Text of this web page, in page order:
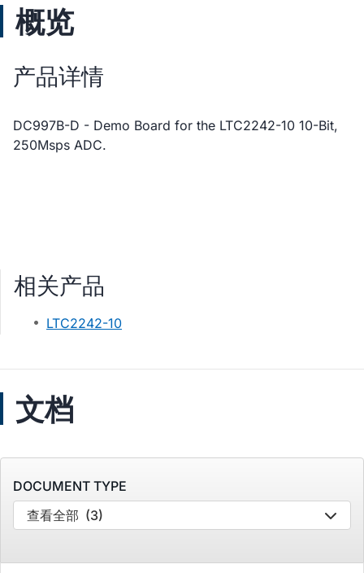
概览
产品详情
DC997B-D - Demo Board for the LTC2242-10 10-Bit,
250Msps ADC.
相关产品
LTC2242-10
文档
DOCUMENT TYPE
查看全部 (3)